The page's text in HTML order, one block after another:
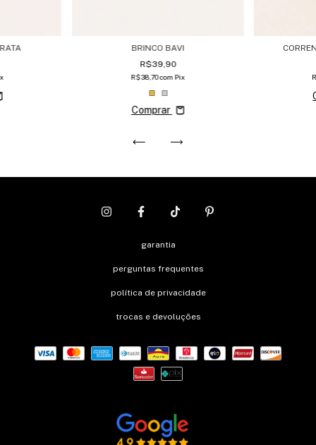
BRINCO BAVI
R$39,90
R$38,70com Pix
Comprar
garantia
perguntas frequentes
política de privacidade
trocas e devoluções